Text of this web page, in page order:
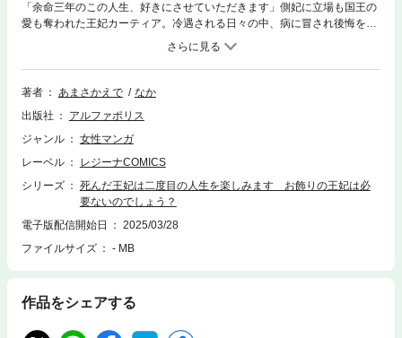
「余命三年のこの人生、好きにさせていただきます」側妃に立場も国王の
愛も奪われた王妃カーティア。冷遇される日々の中、病に冒され後悔を抱
きながら人生の幕を下ろした――……はずが、何故か三年前に時が戻って
いて!? 三年後に再び病で命を落とすかもしれないのなら、これからは自
分のために生きよう！ そう決めたカーティアは、自ら廃妃を促し自由の
身に。すると、そんな彼女のもとに隣国・アイゼン帝国の宰相がやって来
ないかと誘いを受けて――……
著者 あまさかえで
なか
出版社
アルファポリス
ジャンル
女性マンガ
レーベル
レジーナCOMICS
シリーズ
死んだ王妃は二度目の人生を楽しみます お飾りの王妃は必
要ないのでしょう？
電子版配信開始日
2025/03/28
ファイルサイズ
- MB
作品をシェアする